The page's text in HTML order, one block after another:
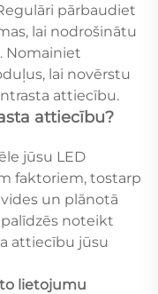
pārbaudiet
lai nodrošinātu
Nomainiet
lai novērstu
attiecību.
attiecību?
jūsu LED
faktoriem, tostarp
un plānotā
palīdzēs noteikt
attiecību jūsu
lietojumu